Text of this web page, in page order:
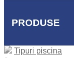
PRODUSE
Tipuri piscina
Placare piscine
Intra in contul tau